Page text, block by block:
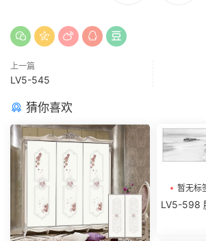
上一篇
LV5-545
猜你喜欢
暂无标
LV5-598